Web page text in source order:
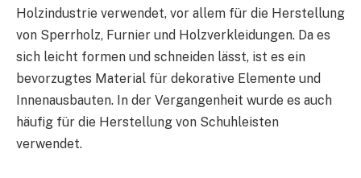
Holzindustrie verwendet, vor allem für die Herstellung
von Sperrholz, Furnier und Holzverkleidungen. Da es
sich leicht formen und schneiden lässt, ist es ein
bevorzugtes Material für dekorative Elemente und
Innenausbauten. In der Vergangenheit wurde es auch
häufig für die Herstellung von Schuhleisten
verwendet.